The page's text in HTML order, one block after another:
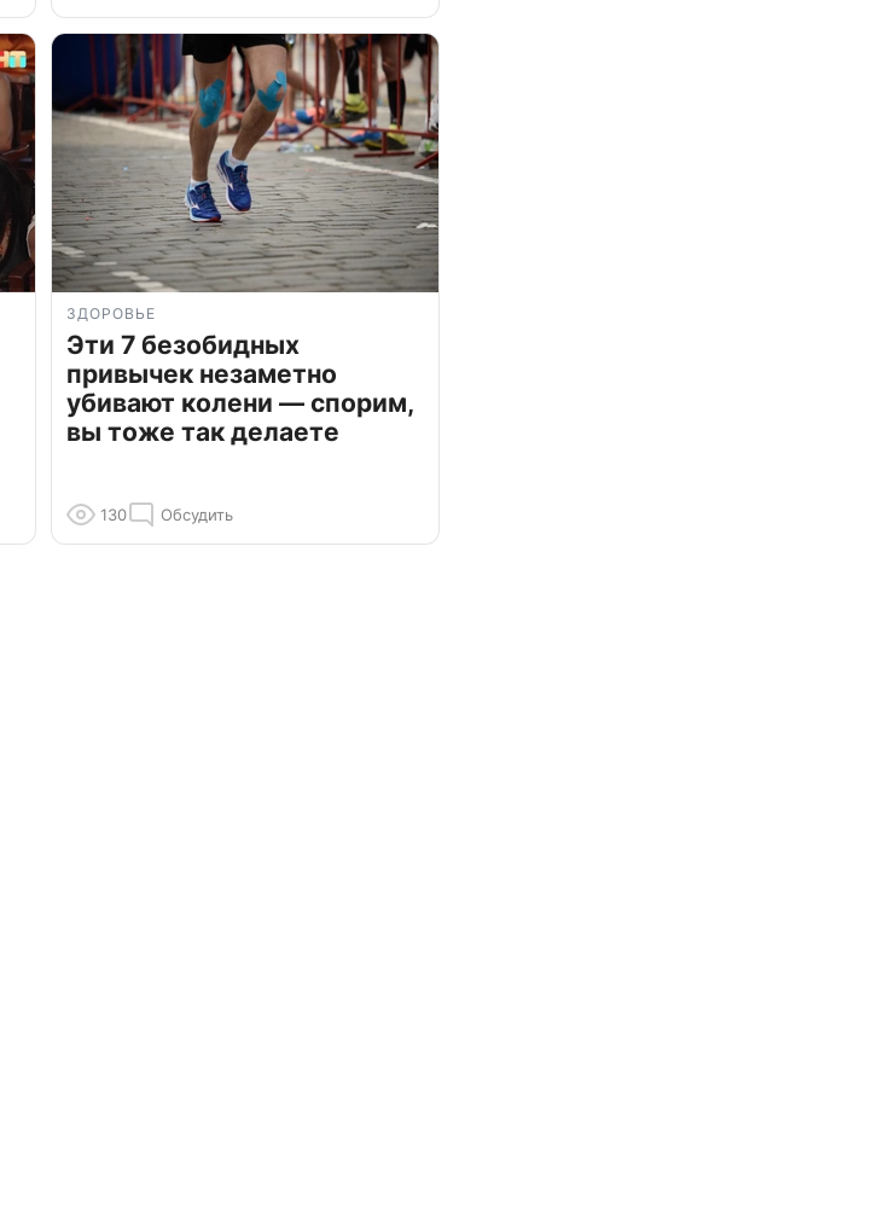
ЗДОРОВЬЕ
Эти 7 безобидных
привычек незаметно
убивают колени — спорим,
вы тоже так делаете
130 Обсудить